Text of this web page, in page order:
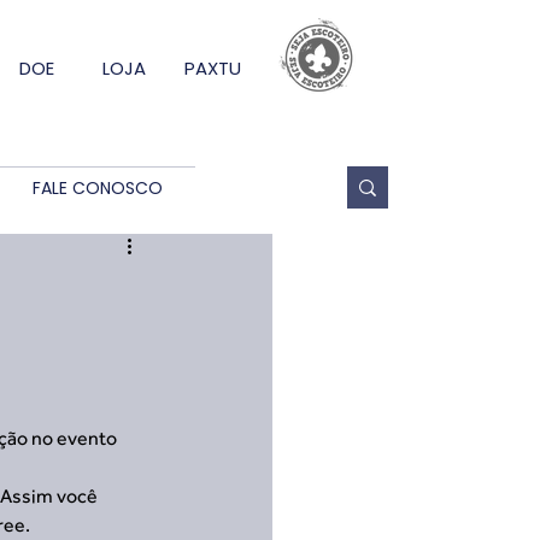
DOE LOJA PAXTU
FALE CONOSCO
no evento
você